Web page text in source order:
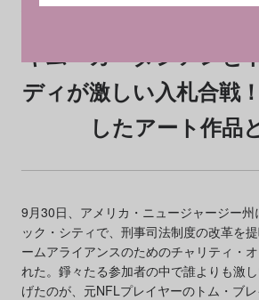
キム・カーダシアンと
ディが激しい入札合戦
したアート作品
9月30日、アメリカ・ニュージャージー州
ック・シティで、刑事司法制度の改革を
ームアライアンスのためのチャリティ・
れた。錚々たる参加者の中で誰よりも激
げたのが、元NFLプレイヤーのトム・ブ